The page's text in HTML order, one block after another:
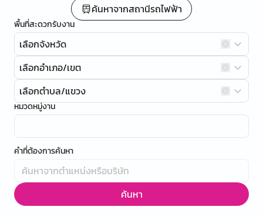
ค้นหาจากสถานีรถไฟฟ้า
พื้นที่สะดวกรับงาน
เลือกจังหวัด
เลือกอำเภอ/เขต
เลือกตำบล/แขวง
หมวดหมู่งาน
คำที่ต้องการค้นหา
ค้นหา